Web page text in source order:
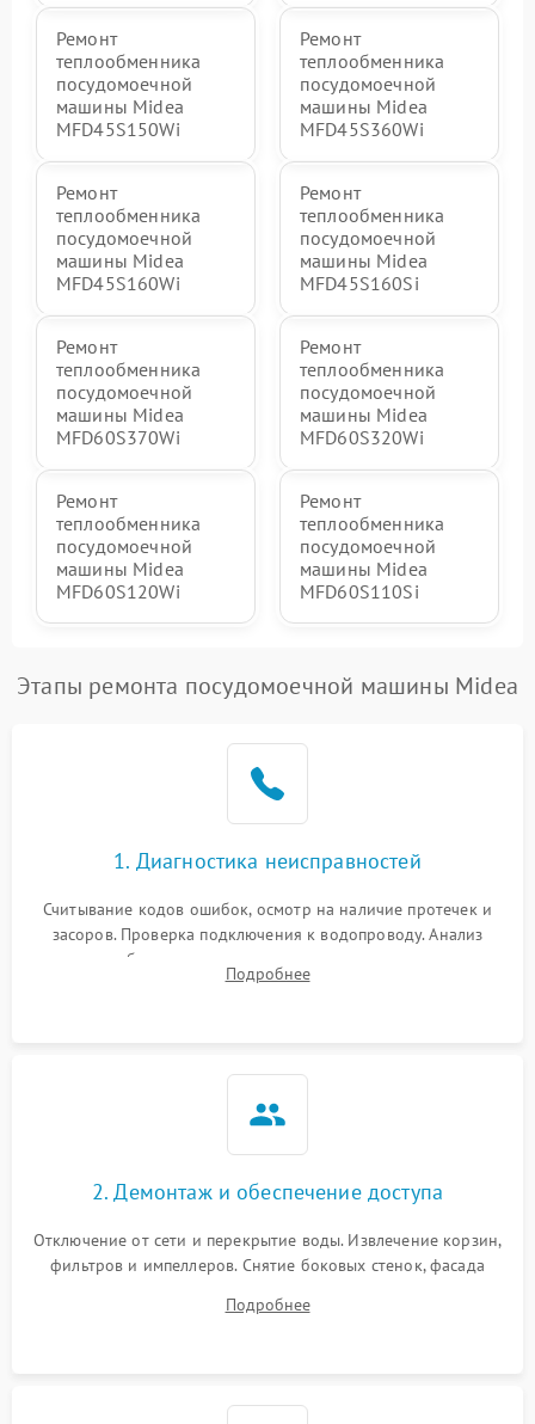
Ремонт
теплообменника
посудомоечной
машины Midea
MFD45S150Wi
Ремонт
теплообменника
посудомоечной
машины Midea
MFD45S360Wi
Ремонт
теплообменника
посудомоечной
машины Midea
MFD45S160Wi
Ремонт
теплообменника
посудомоечной
машины Midea
MFD45S160Si
Ремонт
теплообменника
посудомоечной
машины Midea
MFD60S370Wi
Ремонт
теплообменника
посудомоечной
машины Midea
MFD60S320Wi
Ремонт
теплообменника
посудомоечной
машины Midea
MFD60S120Wi
Ремонт
теплообменника
посудомоечной
машины Midea
MFD60S110Si
Этапы ремонта посудомоечной машины Midea
1. Диагностика неисправностей
Считывание кодов ошибок, осмотр на наличие протечек и
засоров. Проверка подключения к водопроводу. Анализ
жалоб на отсутствие слива, нагрева, вращения
разбрызгивателей или срабатывание системы защиты
Подробнее
2. Демонтаж и обеспечение доступа
Отключение от сети и перекрытие воды. Извлечение корзин,
фильтров и импеллеров. Снятие боковых стенок, фасада
циркуляционному насосу, ТЭНу и сливной помпе.
Подробнее